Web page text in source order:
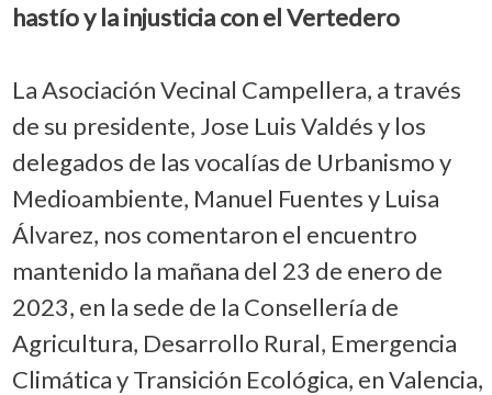
hastío y la injusticia con el Vertedero
La Asociación Vecinal Campellera, a través
de su presidente, Jose Luis Valdés y los
delegados de las vocalías de Urbanismo y
Medioambiente, Manuel Fuentes y Luisa
Álvarez, nos comentaron el encuentro
mantenido la mañana del 23 de enero de
2023, en la sede de la Consellería de
Agricultura, Desarrollo Rural, Emergencia
Climática y Transición Ecológica, en Valencia,